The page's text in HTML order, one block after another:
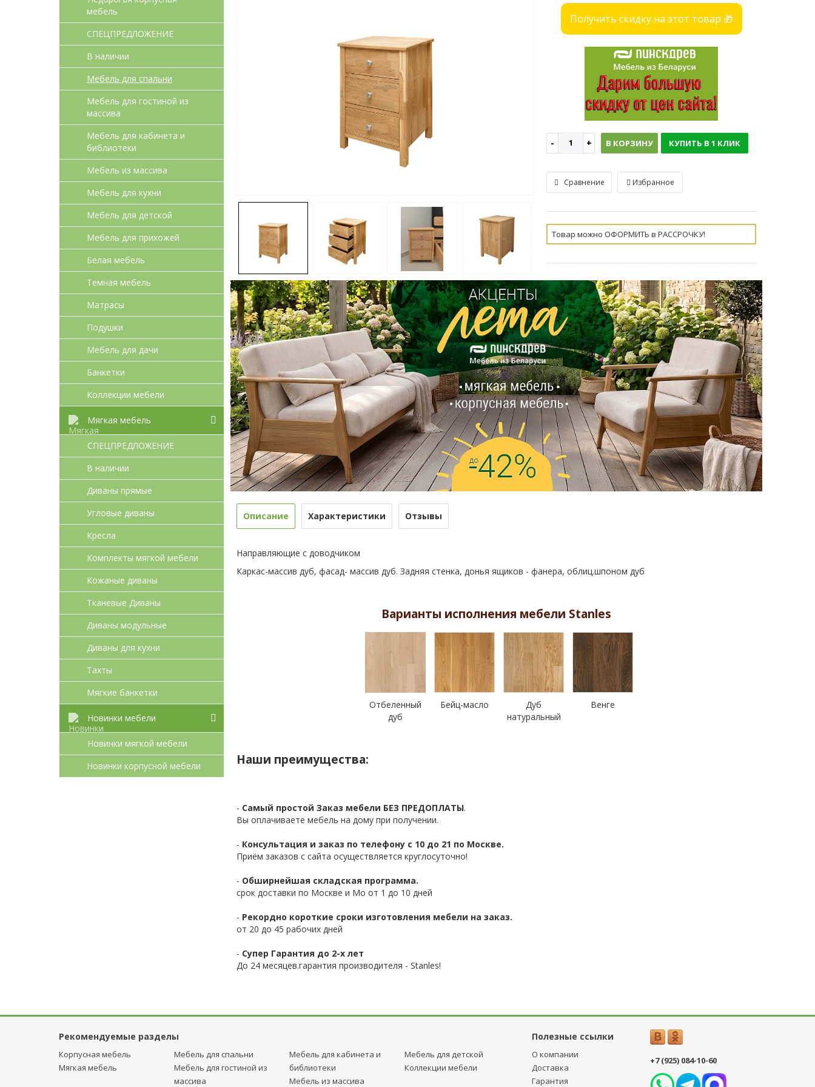
мебель
СПЕЦПРЕДЛОЖЕНИЕ
В наличии
Мебель для спальни
Мебель для гостиной из
массива
Мебель для кабинета и
библиотеки
Мебель из массива
Мебель для кухни
Мебель для детcкой
Мебель для прихожей
Белая мебель
Темная мебель
Матрасы
Подушки
Мебель для дачи
Банкетки
Коллекции мебели
Мягкая мебель
СПЕЦПРЕДЛОЖЕНИЕ
В наличии
Диваны прямые
Угловые диваны
Кресла
Комплекты мягкой мебели
Кожаные диваны
Тканевые Диваны
Диваны модульные
Диваны для кухни
Тахты
Мягкие банкетки
Новинки мебели
Новинки мягкой мебели
Новинки корпусной мебели
Получить скидку на этот товар 🎁
В КОРЗИНУ КУПИТЬ В 1 КЛИК
Сравнение Избранное
Товар можно ОФОРМИТЬ в РАССРОЧКУ!
Описание Характеристики Отзывы
Направляющие с доводчиком
Каркас-массив дуб, фасад- массив дуб. Задняя стенка, донья ящиков - фанера, облиц.шпоном дуб
Варианты исполнения мебели Stanles
Отбеленный
дуб
Бейц-масло
Дуб
натуральный
Венге
Наши преимущества:
- Самый простой Заказ мебели БЕЗ ПРЕДОПЛАТЫ.
Вы оплачиваете мебель на дому при получении.
- Консультация и заказ по телефону с 10 до 21 по Москве.
Приём заказов с сайта осуществляется круглосуточно!
- Обширнейшая складская программа.
срок доставки по Москве и Мо от 1 до 10 дней
- Рекордно короткие сроки изготовления мебели на заказ.
от 20 до 45 рабочих дней
- Супер Гарантия до 2-х лет
До 24 месяцев.гарантия производителя - Stanles!
Рекомендуемые разделы Полезные ссылки
Корпусная мебель
Мягкая мебель
Мебель для спальни
Мебель для гостиной из
массива
Мебель для кабинета и
библиотеки
Мебель из массива
Мебель для детcкой
Коллекции мебели
О компании
Доставка
Гарантия
+7 (925) 084-10-60